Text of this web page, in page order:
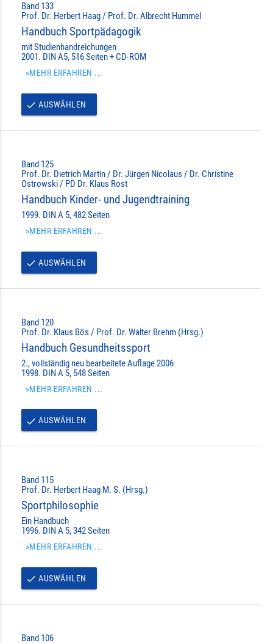
Band 133
Prof. Dr. Herbert Haag / Prof. Dr. Albrecht Hummel
Handbuch Sportpädagogik
mit Studienhandreichungen
2001. DIN A5, 516 Seiten + CD-ROM
»MEHR ERFAHREN ...
done AUSWÄHLEN
Band 125
Prof. Dr. Dietrich Martin / Dr. Jürgen Nicolaus / Dr. Christine
Ostrowski / PD Dr. Klaus Rost
Handbuch Kinder- und Jugendtraining
1999. DIN A 5, 482 Seiten
»MEHR ERFAHREN ...
done AUSWÄHLEN
Band 120
Prof. Dr. Klaus Bös / Prof. Dr. Walter Brehm (Hrsg.)
Handbuch Gesundheitssport
2., vollständig neu bearbeitete Auflage 2006
1998. DIN A 5, 548 Seiten
»MEHR ERFAHREN ...
done AUSWÄHLEN
Band 115
Prof. Dr. Herbert Haag M. S. (Hrsg.)
Sportphilosophie
Ein Handbuch
1996. DIN A 5, 342 Seiten
»MEHR ERFAHREN ...
done AUSWÄHLEN
Band 106